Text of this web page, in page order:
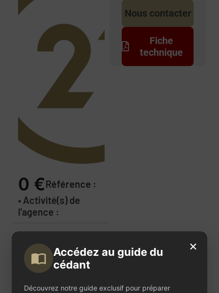
0 €Référence :
• Activité(s) de
l'agence :
Description
de
l'annonce
Nous contacter
Fiche
technique
×
Accédez au guide du
cédant
Découvrez notre guide exclusif pour préparer